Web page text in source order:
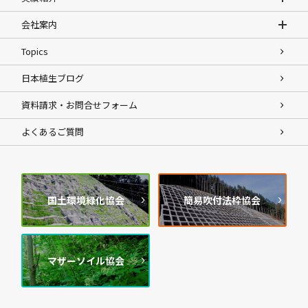
会社案内
Topics
日本植生ブログ
資料請求・お問合せフォーム
よくあるご質問
国土環境緑化協会 簡易吹付法枠協会
マザーソイル協会